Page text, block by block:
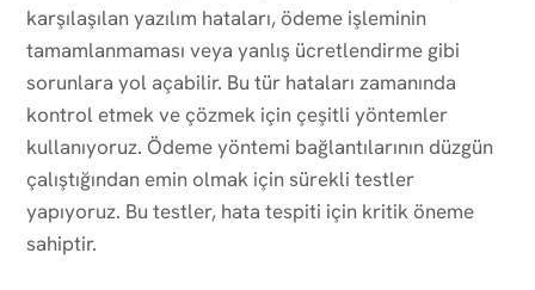
karşılaşılan yazılım hataları, ödeme işleminin
tamamlanmaması veya yanlış ücretlendirme gibi
sorunlara yol açabilir. Bu tür hataları zamanında
kontrol etmek ve çözmek için çeşitli yöntemler
kullanıyoruz. Ödeme yöntemi bağlantılarının düzgün
çalıştığından emin olmak için sürekli testler
yapıyoruz. Bu testler, hata tespiti için kritik öneme
sahiptir.